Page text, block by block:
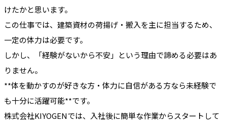
けたかと思います。
この仕事では、建築資材の荷揚げ・搬入を主に担当するため、
一定の体力は必要です。
しかし、「経験がないから不安」という理由で諦める必要はあ
りません。
**体を動かすのが好きな方・体力に自信がある方なら未経験で
も十分に活躍可能**です。
株式会社KIYOGENでは、入社後に簡単な作業からスタートして